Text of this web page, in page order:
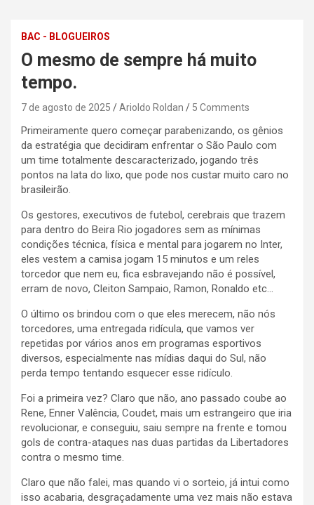
BAC - BLOGUEIROS
O mesmo de sempre há muito
tempo.
7 de agosto de 2025 Arioldo Roldan 5 Comments
Primeiramente quero começar parabenizando, os gênios
da estratégia que decidiram enfrentar o São Paulo com
um time totalmente descaracterizado, jogando três
pontos na lata do lixo, que pode nos custar muito caro no
brasileirão.
Os gestores, executivos de futebol, cerebrais que trazem
para dentro do Beira Rio jogadores sem as mínimas
condições técnica, física e mental para jogarem no Inter,
eles vestem a camisa jogam 15 minutos e um reles
torcedor que nem eu, fica esbravejando não é possível,
erram de novo, Cleiton Sampaio, Ramon, Ronaldo etc…
O último os brindou com o que eles merecem, não nós
torcedores, uma entregada ridícula, que vamos ver
repetidas por vários anos em programas esportivos
diversos, especialmente nas mídias daqui do Sul, não
perda tempo tentando esquecer esse ridículo.
Foi a primeira vez? Claro que não, ano passado coube ao
Rene, Enner Valência, Coudet, mais um estrangeiro que iria
revolucionar, e conseguiu, saiu sempre na frente e tomou
gols de contra-ataques nas duas partidas da Libertadores
contra o mesmo time.
Claro que não falei, mas quando vi o sorteio, já intui como
isso acabaria, desgraçadamente uma vez mais não estava